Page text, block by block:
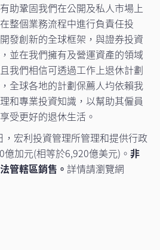
助鞏固我們在公開及私人市場上
整個業務流程中進行負責任投
發創新的全球框架，與證券投資
並在我們擁有及營運資產的領域
我們相信可透過工作上退休計劃
全球各地的計劃保薦人均依賴我
和專業投資知識，以幫助其僱員
受更好的退休生活。
，宏利投資管理所管理和提供行政
加元(相等於6,920億美元)。 非
管轄區銷售。 詳情請瀏覽網